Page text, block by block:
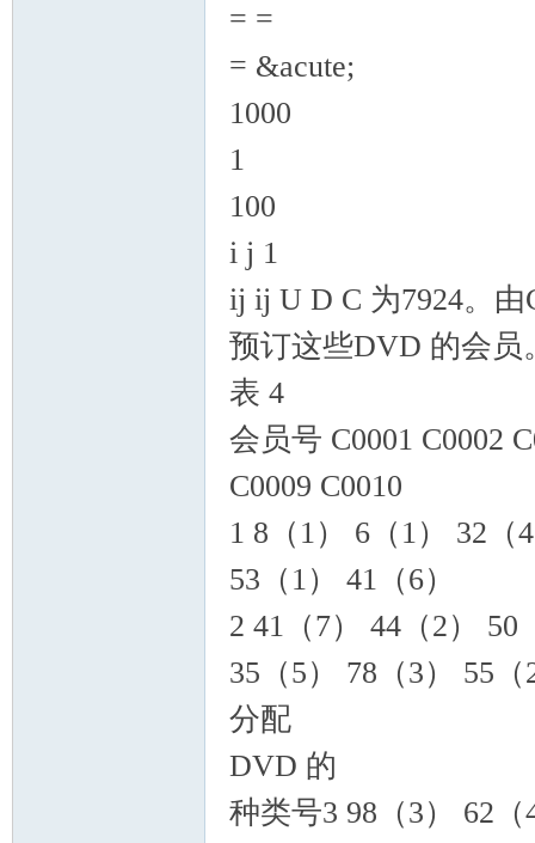
= =
= &acute;
1000
1
100
i j 1
ij ij U D C 为7924。
预订这些DVD 的会员
表 4
会员号 C0001 C0002
C0009 C0010
1 8（1） 6（1） 32（
53（1） 41（6）
2 41（7） 44（2） 50
35（5） 78（3） 55（
分配
DVD 的
种类号3 98（3） 62